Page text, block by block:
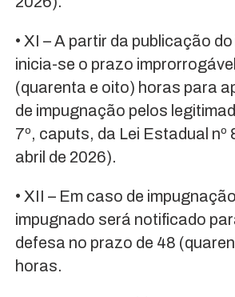
• XI – A partir da publicação
inicia-se o prazo
(quarenta e oito) horas para
de impugnação pelos
7º, caputs, da Lei Estadual nº
abril de 2026).
• XII – Em caso de
impugnado será notificado
defesa no prazo de 48
horas.